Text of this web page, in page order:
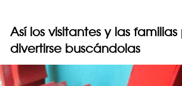
Así los visitantes y las
divertirse buscándolas